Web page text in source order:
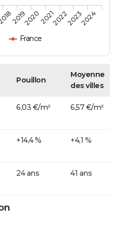
France
201920202021202220232024
Pouillon
Moyenne
des villes
6,03 €/m² 6,57 €/m²
+14,4 % +4,1 %
24 ans 41 ans